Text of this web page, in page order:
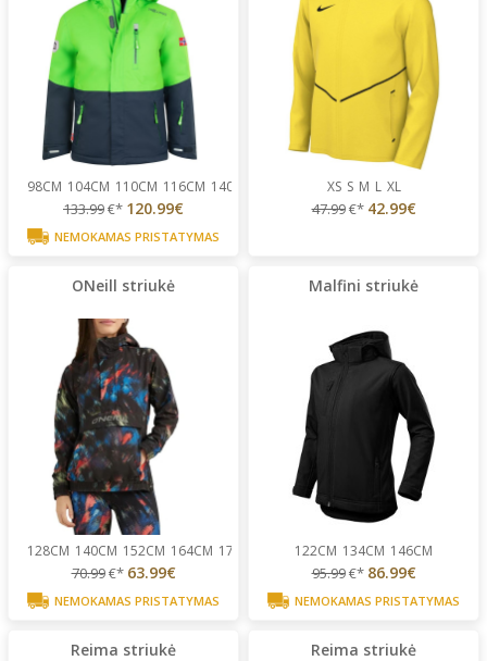
98CM 104CM 110CM 116CM 140CM
133.99€* 120.99€
NEMOKAMAS PRISTATYMAS
XS S M L XL
47.99€* 42.99€
ONeill striukė
128CM 140CM 152CM 164CM 176CM
70.99€* 63.99€
NEMOKAMAS PRISTATYMAS
Malfini striukė
122CM 134CM 146CM
95.99€* 86.99€
NEMOKAMAS PRISTATYMAS
Reima striukė Reima striukė